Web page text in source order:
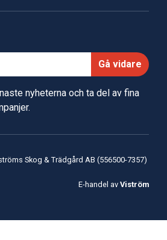
Gå vidare
nyheterna och ta del av fina
Skog & Trädgård AB (556500-7357)
E-handel av Viström